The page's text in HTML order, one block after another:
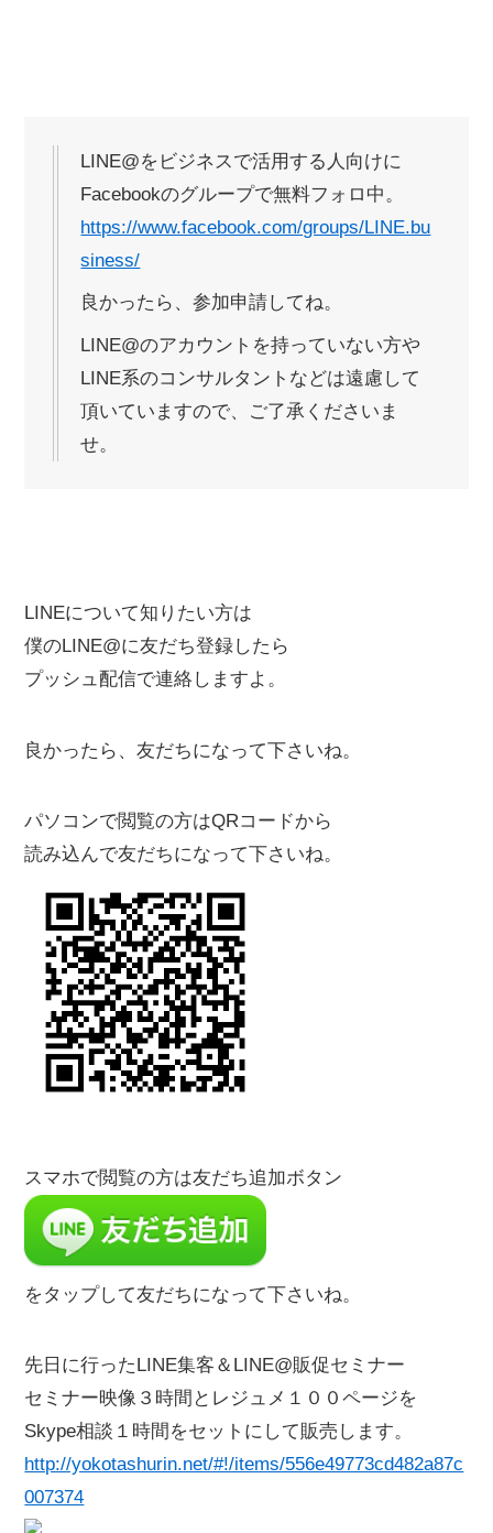
LINE@をビジネスで活用する人向けに
Facebookのグループで無料フォロ中。
https://www.facebook.com/groups/LINE.bu
siness/
良かったら、参加申請してね。
LINE@のアカウントを持っていない方や
LINE系のコンサルタントなどは遠慮して
頂いていますので、ご了承くださいま
せ。
LINEについて知りたい方は
僕のLINE@に友だち登録したら
プッシュ配信で連絡しますよ。
良かったら、友だちになって下さいね。
パソコンで閲覧の方はQRコードから
読み込んで友だちになって下さいね。
スマホで閲覧の方は友だち追加ボタン
をタップして友だちになって下さいね。
先日に行ったLINE集客＆LINE@販促セミナー
セミナー映像３時間とレジュメ１００ページを
Skype相談１時間をセットにして販売します。
http://yokotashurin.net/#!/items/556e49773cd482a87c
007374